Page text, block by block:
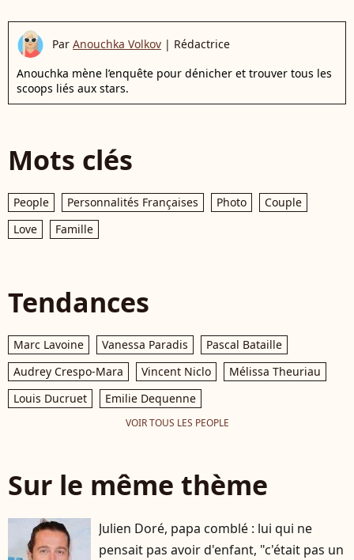
Par Anouchka Volkov | Rédactrice
Anouchka mène l’enquête pour dénicher et trouver tous les
scoops liés aux stars.
Mots clés
People Personnalités Françaises Photo
Couple
Love
Famille
Tendances
Marc Lavoine Vanessa Paradis
Pascal Bataille
Audrey Crespo-Mara
Vincent Niclo
Mélissa Theuriau
Louis Ducruet
Emilie Dequenne
VOIR TOUS LES PEOPLE
Sur le même thème
Julien Doré, papa comblé : lui qui ne
pensait pas avoir d'enfant, "c'était pas un